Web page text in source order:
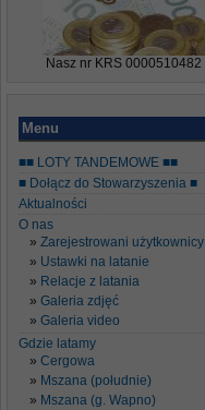
Nasz nr KRS 0000510482
Menu
■■ LOTY TANDEMOWE ■■
■ Dołącz do Stowarzyszenia ■
Aktualności
O nas
Zarejestrowani użytkownicy
Ustawki na latanie
Relacje z latania
Galeria zdjęć
Galeria video
Gdzie latamy
Cergowa
Mszana (południe)
Mszana (g. Wapno)